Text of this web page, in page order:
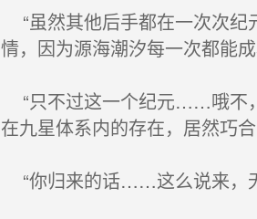
“虽然其他后手都在一次次纪
情，因为源海潮汐每一次都能
“只不过这一个纪元……哦不
在九星体系内的存在，居然巧
“你归来的话……这么说来，